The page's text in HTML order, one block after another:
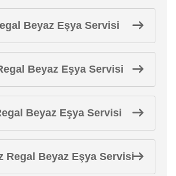
Beyaz Eşya Servisi
Beyaz Eşya Servisi
Beyaz Eşya Servisi
Regal Beyaz Eşya Servisi